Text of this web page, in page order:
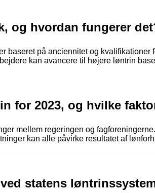
og hvordan fungerer
baseret på anciennitet og kvalifikationer
kan avancere til højere løntrin
for 2023, og hvilke
mellem regeringen og
kan alle påvirke resultatet af
statens